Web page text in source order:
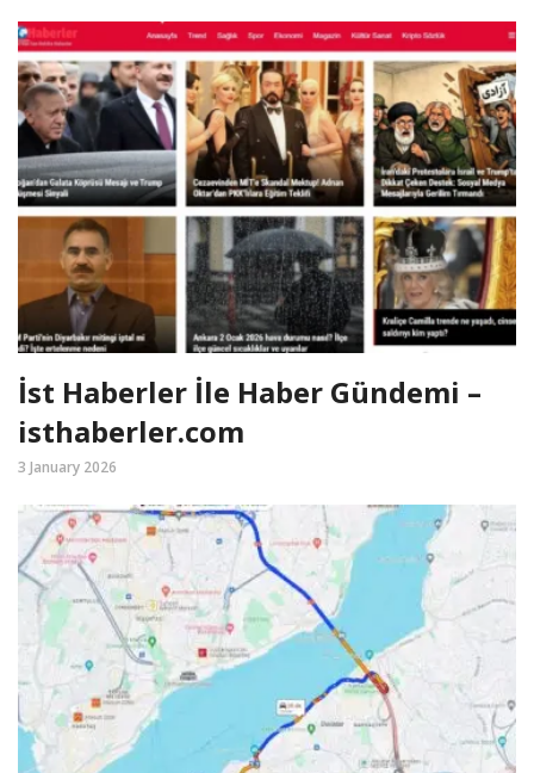
İst Haberler İle Haber Gündemi –
isthaberler.com
3 January 2026